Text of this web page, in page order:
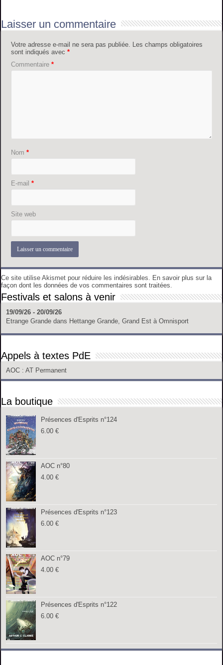
Laisser un commentaire
Votre adresse e-mail ne sera pas publiée. Les champs obligatoires
sont indiqués avec*
Commentaire*
Nom*
E-mail*
Site web
Ce site utilise Akismet pour réduire les indésirables. En savoir plus sur la
façon dont les données de vos commentaires sont traitées.
Festivals et salons à venir
19/09/26 - 20/09/26
Etrange Grande dans Hettange Grande, Grand Est à Omnisport
Appels à textes PdE
AOC : AT Permanent
La boutique
Présences d'Esprits n°124
6.00€
AOC n°80
4.00€
Présences d'Esprits n°123
6.00€
AOC n°79
4.00€
Présences d'Esprits n°122
6.00€